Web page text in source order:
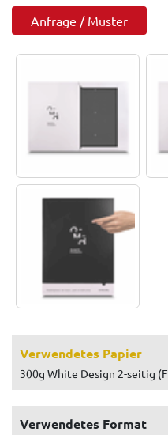
Anfrage / Muster
Verwendetes Papier
300g White Design 2-seitig
Verwendetes Format